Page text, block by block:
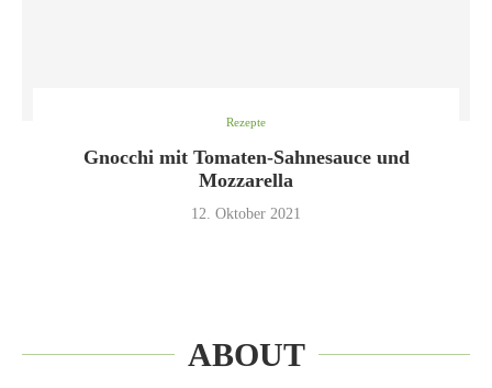
Rezepte
Gnocchi mit Tomaten-Sahnesauce und
Mozzarella
12. Oktober 2021
ABOUT